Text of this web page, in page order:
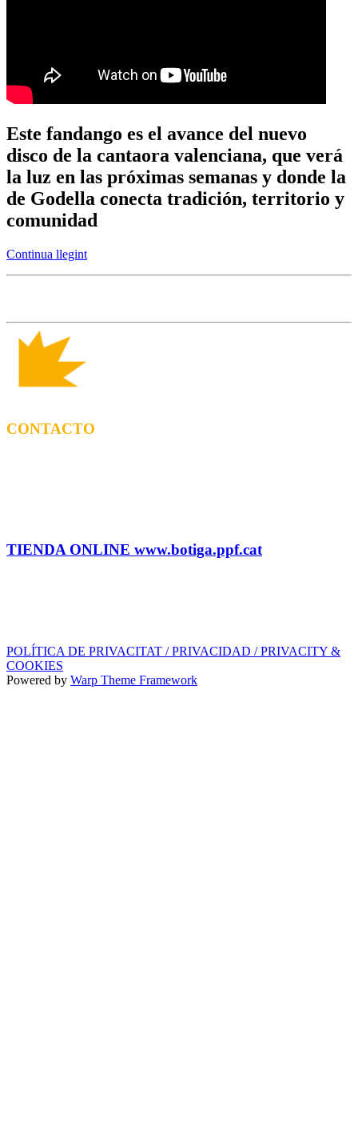
Este fandango es el avance del nuevo
disco de la cantaora valenciana, que verá
la luz en las próximas semanas y donde la
de Godella conecta tradición, territorio y
comunidad
Continua llegint
CONTACTO
TIENDA ONLINE www.botiga.ppf.cat
POLÍTICA DE PRIVACITAT / PRIVACIDAD / PRIVACITY &
COOKIES
Powered by Warp Theme Framework